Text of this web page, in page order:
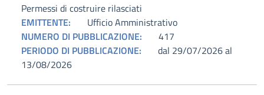
Permessi di costruire rilasciati
EMITTENTE:
Ufficio Amministrativo
NUMERO DI PUBBLICAZIONE:
417
PERIODO DI PUBBLICAZIONE:
dal 29/07/2026 al
13/08/2026